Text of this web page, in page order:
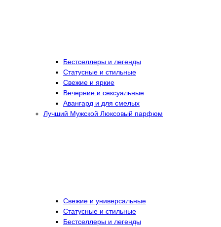
Бестселлеры и легенды
Статусные и стильные
Свежие и яркие
Вечерние и сексуальные
Авангард и для смелых
Лучший Мужской Люксовый парфюм
Свежие и универсальные
Статусные и стильные
Бестселлеры и легенды